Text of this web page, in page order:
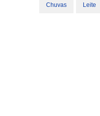
Chuvas Leite